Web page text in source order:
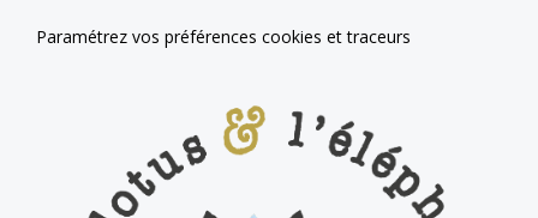
Paramétrez vos préférences cookies et traceurs